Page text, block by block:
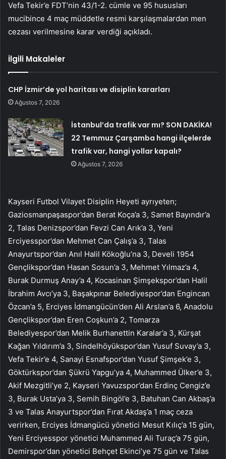
Vefa Tekir’e FDT’nin 43/1-2. cümle ve 95 hususları
mucibince 4 maç müddetle resmi karşılaşmalardan men
cezası verilmesine karar verdiği açıkladı.
İlgili Makaleler
CHP İzmir’de yol haritası ve disiplin kararları
Ağustos 7, 2026
İstanbul’da trafik var mı? SON DAKİKA!
22 Temmuz Çarşamba hangi ilçelerde
trafik var, hangi yollar kapalı?
Ağustos 7, 2026
Kayseri Futbol Vilayet Disiplin Heyeti ayrıyeten;
Gaziosmanpaşaspor’dan Berat Koça’a 3, Samet Bayındır’a
2, Talas Denizspor’dan Fevzi Can Arık’a 3, Yeni
Erciyesspor’dan Mehmet Can Çalış’a 3, Talas
Anayurtspor’dan Anıl Halil Kökoğlu’na 3, Develi 1954
Gençlikspor’dan Hasan Sosun’a 3, Mehmet Yılmaz’a 4,
Burak Durmuş Anay’a 4, Kocasinan Şimşekspor’dan Halil
İbrahim Avcı’ya 3, Başakpınar Belediyespor’dan Engincan
Özcan’a 5, Erciyes İdmangücün’den Ali Arslan’a 6, Anadolu
Gençlikspor’dan Eren Coşkun’a 2, Tomarza
Belediyespor’dan Melik Burhanettin Karalar’a 3, Kürşat
Kağan Yıldırım’a 3, Sindelhöyükspor’dan Yusuf Suvay’a 3,
Vefa Tekir’e 4, Sanayi Esnafspor’dan Yusuf Şimşek’e 3,
Göktürkspor’dan Şükrü Yapgu’ya 4, Muhammed Ülker’e 3,
Akif Mezgitli’ye 2, Kayseri Yavuzspor’dan Erdinç Cengiz’e
3, Burak Usta’ya 3, Semih Bingöl’e 3, Batuhan Can Akbaş’a
3 ve Talas Anayurtspor’dan Fırat Akdaş’a 1 maç ceza
verirken, Erciyes İdmangücü yönetici Mesut Kılıç’a 15 gün,
Yeni Erciyesspor yönetici Muhammed Ali Turaç’a 75 gün,
Demirspor’dan yönetici Behçet Ekinci’ye 75 gün ve Talas